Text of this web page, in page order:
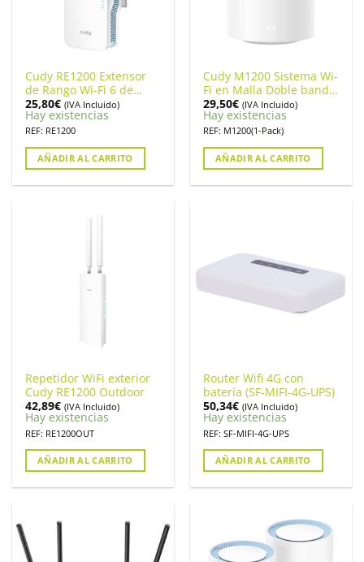
Cudy RE1200 Extensor
de Rango Wi-Fi 6 de
Doble Banda AC1200
25,80€ (IVA Incluido)
Hay existencias
REF: RE1200
AÑADIR AL CARRITO
Cudy M1200 Sistema Wi-
Fi en Malla Doble banda
AC1200
29,50€ (IVA Incluido)
Hay existencias
REF: M1200(1-Pack)
AÑADIR AL CARRITO
Repetidor WiFi exterior
Cudy RE1200 Outdoor
42,89€ (IVA Incluido)
Hay existencias
REF: RE1200OUT
AÑADIR AL CARRITO
Router Wifi 4G con
batería (SF-MIFI-4G-UPS)
50,34€ (IVA Incluido)
Hay existencias
REF: SF-MIFI-4G-UPS
AÑADIR AL CARRITO